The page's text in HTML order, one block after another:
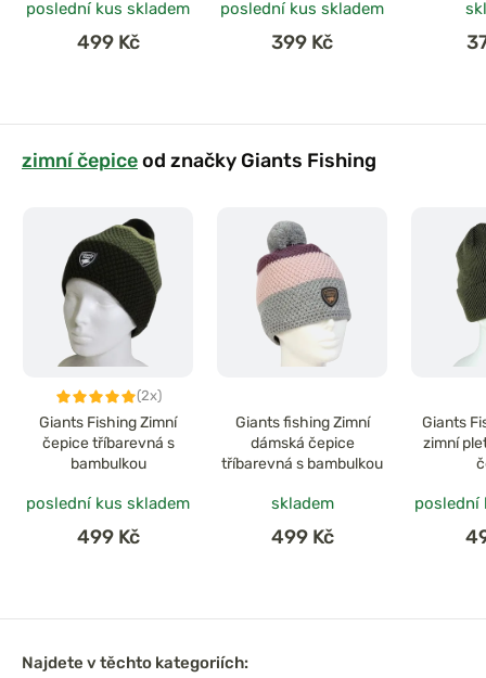
poslední kus skladem
499 Kč
poslední kus skladem
399 Kč
zimní čepiceod značky Giants Fishing
(2x)
Giants Fishing Zimní
čepice tříbarevná s
bambulkou
poslední kus skladem
499 Kč
Giants fishing Zimní
dámská čepice
tříbarevná s bambulkou
skladem
499 Kč
Giants
zimní
poslední
Najdete v těchto kategoriích: